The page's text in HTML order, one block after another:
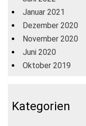
Januar 2021
Dezember 2020
November 2020
Juni 2020
Oktober 2019
Kategorien